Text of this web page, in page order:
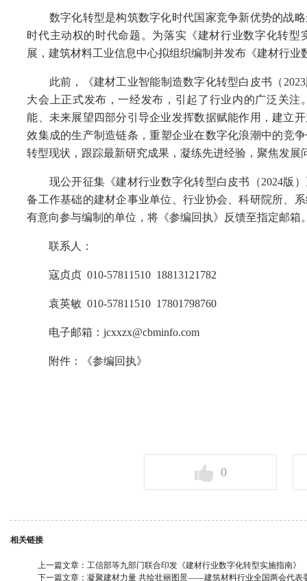
数字化转型是构筑数字化时代国家竞争新优势的战略
时代主动权的时代命题。为落实《建材行业数字化转
展，建筑材料工业信息中心拟组织编制并发布《建材行业
此前，《建材工业智能制造数字化转型白皮书（2023
大会上正式发布，一经发布，引起了行业内的广泛关注
能、未来展望四部分引导企业发挥数据赋能作用，建立
效集成的生产制造链条，重塑企业在数字化浪潮中的竞
转型现状，跟踪最新研究成果，凝练先进经验，聚焦发展
现公开征集《建材行业数字化转型白皮书（2024版）
备工作基础的建材企事业单位、行业协会、科研院所、
有意向参与编制的单位，将《参编回执》反馈至指定邮箱
联系人：
寇贞贞 010-57811510 18813121782
袁英敏 010-57811510 17801798760
电子邮箱：jcxxzx@cbminfo.com
附件：《参编回执》
0
相关链接
上一篇文章： 工信部等九部门联合印发《建材行业数字化转型实施指南》
下一篇文章： 凝聚建材力量 共绘壮丽图景——建筑材料行业全国两会代表